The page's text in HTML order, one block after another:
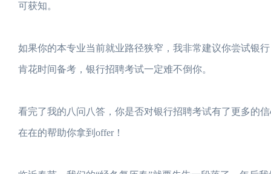
可获知。
如果你的本专业当前就业路径狭窄，我非常建议你尝试银
肯花时间备考，银行招聘考试一定难不倒你。
看完了我的八问八答，你是否对银行招聘考试有了更多的
在在的帮助你拿到offer！